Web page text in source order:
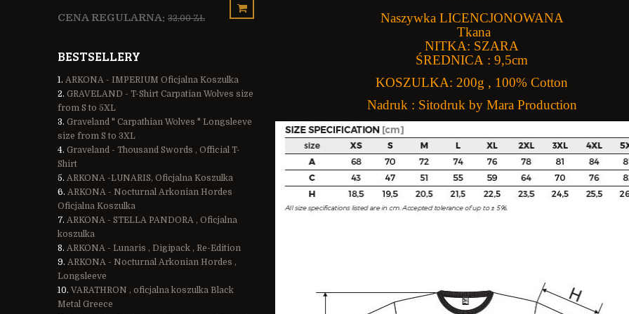
CENA REGULARNA: 32,00 ZŁ CENA REGULARNA:34,00 ZŁ
BESTSELLERY
ARKONA - IMPERIUM Oficjalna Koszulka
GRAVELAND - T-Shirt Carpatian Wolves size
from S to 5XL
Graveland " Carpathian Wolves " Longsleeve
size from S to 3XL
Graveland - Thousand Swords , Official T-
Shirt
ARKONA -LUNARIS, Oficjalna Koszulka
ARKONA - Nocturnal Arkonian Hordes
Oficjalna Koszulka
ARKONA - STELLA PANDORA , Oficjalna
koszulka
ARKONA - Lunaris , Digipack , Re-Edition
ARKONA - Nocturnal Arkonian Hordes ,
Longsleeve
VARATHRON , oficjalna koszulka Black
Metal Greece
Naszywka LICENCJONOWANA
Tkana
NITKA: SZARA
ŚREDNICA : 9,5cm
KOSZULKA: 200g , 100% Cotton
Nadruk : Sitodruk by Mara Production